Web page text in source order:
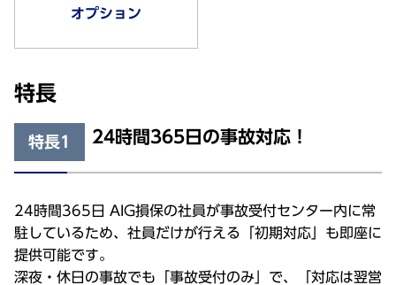
オプション
特長
特長1 24時間365日の事故対応！
24時間365日 AIG損保の社員が事故受付センター内に常
駐しているため、社員だけが行える「初期対応」も即座に
提供可能です。
深夜・休日の事故でも「事故受付のみ」で、「対応は翌営